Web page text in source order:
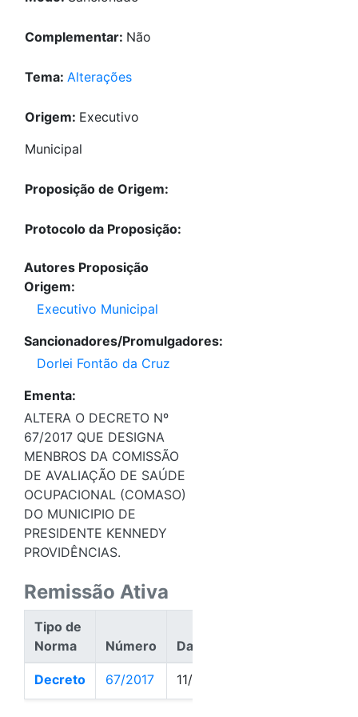
Complementar: Não
Tema: Alterações
Origem: Executivo
Municipal
Proposição de Origem:
Protocolo da Proposição:
Autores Proposição
Origem:
Executivo Municipal
Sancionadores/Promulgadores:
Dorlei Fontão da Cruz
Ementa:
ALTERA O DECRETO Nº
67/2017 QUE DESIGNA
MENBROS DA COMISSÃO
DE AVALIAÇÃO DE SAÚDE
OCUPACIONAL (COMASO)
DO MUNICIPIO DE
PRESIDENTE KENNEDY
PROVIDÊNCIAS.
Remissão Ativa
Tipo de
Norma
Número Data
Decreto 67/2017 11/08/2017